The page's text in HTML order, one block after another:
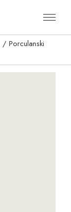
Porculanski